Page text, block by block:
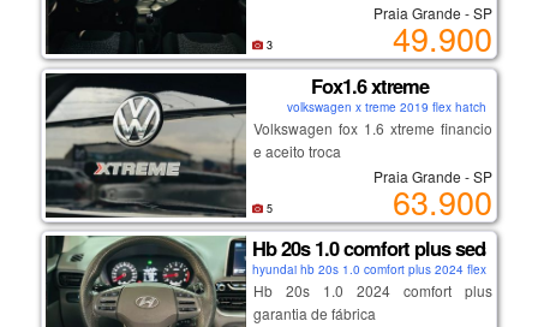
Praia Grande - SP
49.900
3
Fox1.6 xtreme
volkswagen x treme 2019 flex hatch
Volkswagen fox 1.6 xtreme financio
e aceito troca
Praia Grande - SP
63.900
5
Hb 20s 1.0 comfort plus sedan
hyundai hb 20s 1.0 comfort plus 2024 flex sedan
Hb 20s 1.0 2024 comfort plus
garantia de fábrica